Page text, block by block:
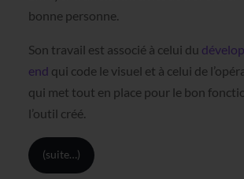
bonne personne.
Son travail est associé à celui du
end qui code le visuel et à celui de
qui met tout en place pour le bon
l’outil créé.
(suite…)